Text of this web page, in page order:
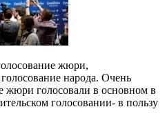
жюри,
народа. Очень
жюри голосовали в основном в
голосовании- в пользу